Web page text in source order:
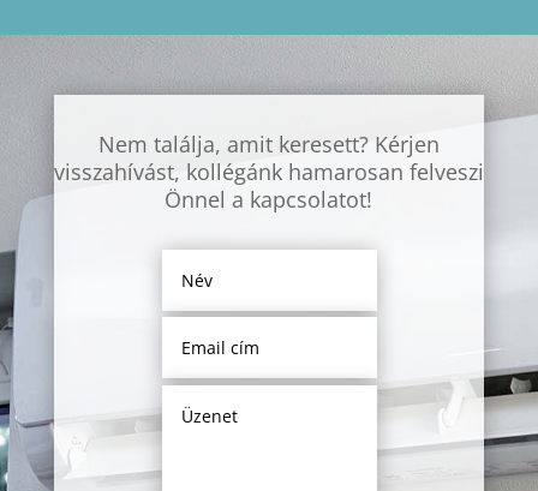
Nem találja, amit keresett? Kérjen
visszahívást, kollégánk hamarosan felveszi
Önnel a kapcsolatot!